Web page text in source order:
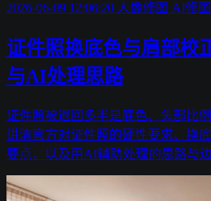
2026-06-09 12:06:20 人像修图 AI修图
证件照换底色与肩部校
与AI处理思路
证件照被退回多半是底色、头部比
讲清官方对证件照的硬性要求、换
要点，以及用AI辅助处理的思路与边